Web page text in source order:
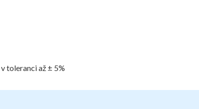
toleranci až ± 5%